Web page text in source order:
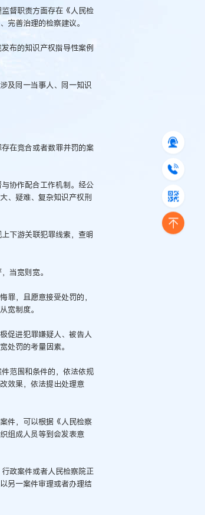
督职责方面存在《人民检
完善治理的检察建议。
布的知识产权指导性案例
及同一当事人、同一知识
在竞合或者数罪并罚的案
协作配合工作机制。经公
、疑难、复杂知识产权刑
下游关联犯罪线索，查明
当宽则宽。
罪，且愿意接受处罚的，
宽制度。
促进犯罪嫌疑人、被告人
处罚的考量因素。
范围和条件的，依法依规
效果，依法提出处理意
件，可以根据《人民检察
组成人员等到会发表意
政案件或者人民检察院正
另一案件审理或者办理结